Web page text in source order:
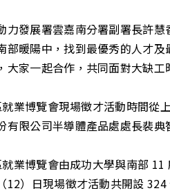
力發展署雲嘉南分署副署長許
部暖陽中，找到最優秀的人才
大家一起合作，共同面對大缺工
業博覽會現場徵才活動時間從
有限公司半導體產品處處長裴
業博覽會由成功大學與南部
12）日現場徵才活動共開設